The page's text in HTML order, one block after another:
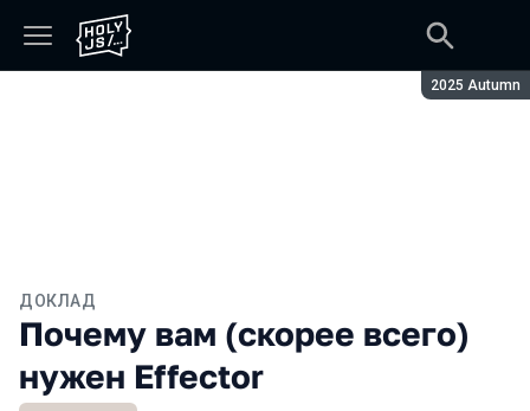
Сезон:
2025 Autumn
ДОКЛАД
Почему вам (скорее всего)
нужен Effector